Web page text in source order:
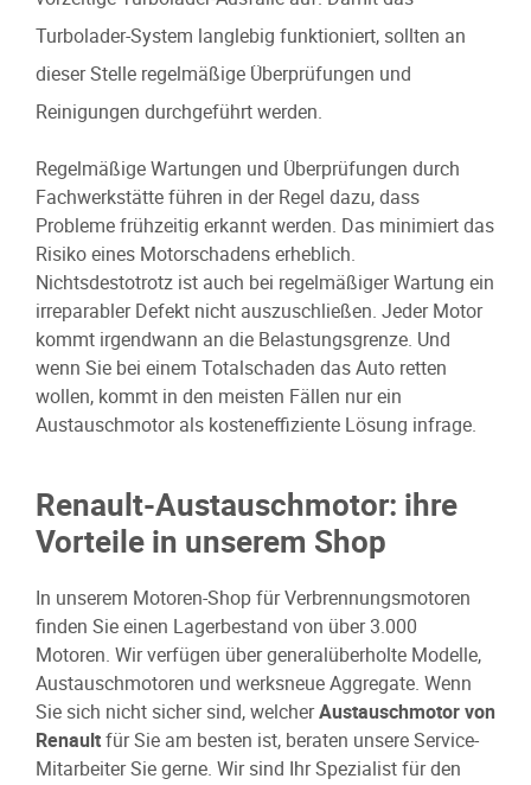
Turbolader-System langlebig funktioniert, sollten an
dieser Stelle regelmäßige Überprüfungen und
Reinigungen durchgeführt werden.
Regelmäßige Wartungen und Überprüfungen durch
Fachwerkstätte führen in der Regel dazu, dass
Probleme frühzeitig erkannt werden. Das minimiert das
Risiko eines Motorschadens erheblich.
Nichtsdestotrotz ist auch bei regelmäßiger Wartung ein
irreparabler Defekt nicht auszuschließen. Jeder Motor
kommt irgendwann an die Belastungsgrenze. Und
wenn Sie bei einem Totalschaden das Auto retten
wollen, kommt in den meisten Fällen nur ein
Austauschmotor als kosteneffiziente Lösung infrage.
Renault-Austauschmotor: ihre
Vorteile in unserem Shop
In unserem Motoren-Shop für Verbrennungsmotoren
finden Sie einen Lagerbestand von über 3.000
Motoren. Wir verfügen über generalüberholte Modelle,
Austauschmotoren und werksneue Aggregate. Wenn
Sie sich nicht sicher sind, welcherAustauschmotor von
Renaultfür Sie am besten ist, beraten unsere Service-
Mitarbeiter Sie gerne. Wir sind Ihr Spezialist für den